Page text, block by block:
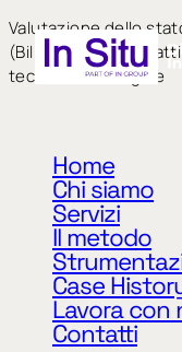
Home
Chi siamo
Servizi
Il metodo
Case
Lavora con
Contatti
Valutazione dello
(Bil. 2020) –
tecnici e di indagine
Privacy Policy Cookie